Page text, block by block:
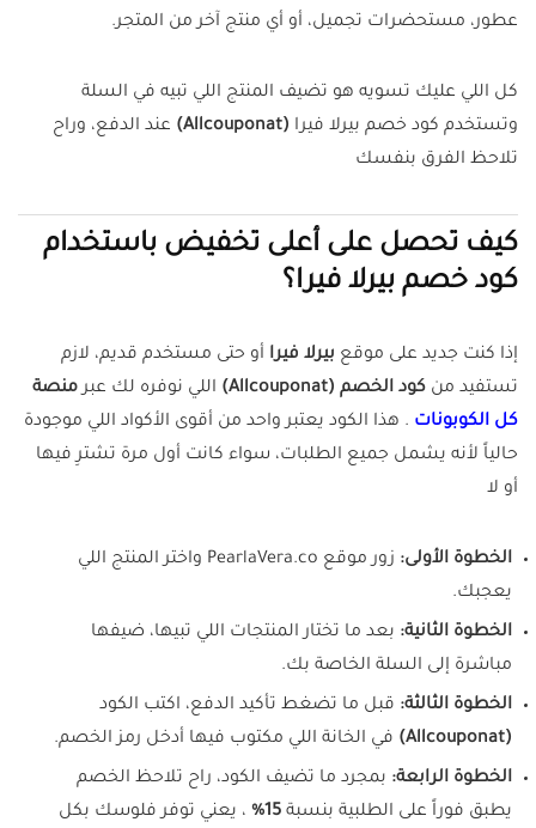
عطور، مستحضرات تجميل، أو أي منتج آخر من المتجر.
كل اللي عليك تسويه هو تضيف المنتج اللي تبيه في السلة
وتستخدم كود خصم بيرلا فيرا (Allcouponat)
عند الدفع، وراح
تلاحظ الفرق بنفسك
كيف تحصل على أعلى تخفيض باستخدام
كود خصم بيرلا فيرا؟
إذا كنت جديد على موقع بيرلا فيرا أو حتى مستخدم قديم، لازم
تستفيد من كود الخصم (Allcouponat) اللي نوفره لك عبرمنصة
كل الكوبونات . هذا الكود يعتبر واحد من أقوى الأكواد اللي موجودة
حالياً لأنه يشمل جميع الطلبات، سواء كانت أول مرة تشترِ فيها
أو لا
الخطوة الأولى:
زور موقع PearlaVera.co واختر المنتج اللي
يعجبك.
الخطوة الثانية: بعد ما تختار المنتجات اللي تبيها، ضيفها
مباشرة إلى السلة الخاصة بك.
الخطوة الثالثة: قبل ما تضغط تأكيد الدفع، اكتب الكود
(Allcouponat)
في الخانة اللي مكتوب فيها أدخل رمز الخصم.
الخطوة الرابعة: بمجرد ما تضيف الكود، راح تلاحظ الخصم
يطبق فوراً على الطلبية بنسبة 15%
، يعني توفر فلوسك بكل